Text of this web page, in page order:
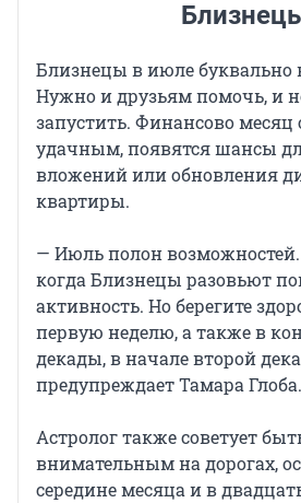
Близнецы в июле буквально
Нужно и друзьям помочь, и
запустить. Финансово месяц
удачным, появятся шансы
вложений или обновления
квартиры.
— Июль полон возможностей.
когда Близнецы разовьют
активность. Но берегите
первую неделю, а также в
декады, в начале второй
предупреждает Тамара Глоба.
Астролог также советует
внимательным на дорогах,
середине месяца и в